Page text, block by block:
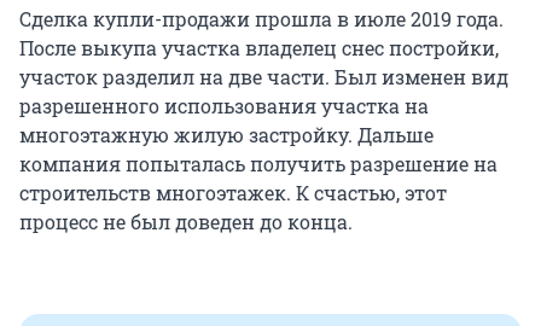
Сделка купли-продажи прошла в июле 2019 года.
После выкупа участка владелец снес постройки,
участок разделил на две части. Был изменен вид
разрешенного использования участка на
многоэтажную жилую застройку. Дальше
компания попыталась получить разрешение на
строительств многоэтажек. К счастью, этот
процесс не был доведен до конца.